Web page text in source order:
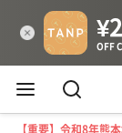
【重要】令和8年熊